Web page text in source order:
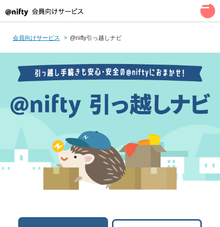
会員向けサービス @nifty引っ越しナビ